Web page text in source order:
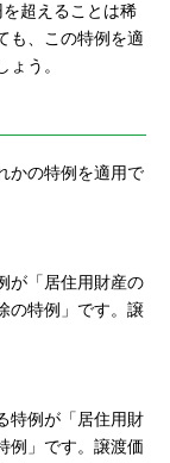
超えることは稀
も、この特例を適
う。
かの特例を適用で
が「居住用財産の
の特例」です。譲
特例が「居住用財
例」です。譲渡価